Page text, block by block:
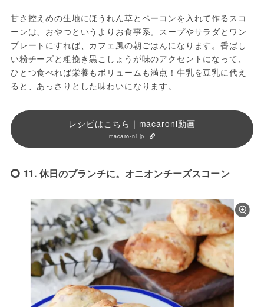
甘さ控えめの生地にほうれん草とベーコンを入れて作るスコ
ーンは、おやつというよりお食事系。スープやサラダとワン
プレートにすれば、カフェ風の朝ごはんになります。香ばし
い粉チーズと粗挽き黒こしょうが味のアクセントになって、
ひとつ食べれば栄養もボリュームも満点！牛乳を豆乳に代え
ると、あっさりとした味わいになります。
レシピはこちら｜macaroni動画
macaro-ni.jp
11. 休日のブランチに。オニオンチーズスコーン